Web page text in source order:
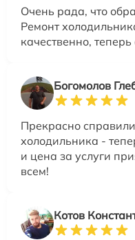
Очень рада, что
Ремонт
качественно,
Богомолов
Прекрасно
холодильника -
и цена за услуги
всем!
Котов